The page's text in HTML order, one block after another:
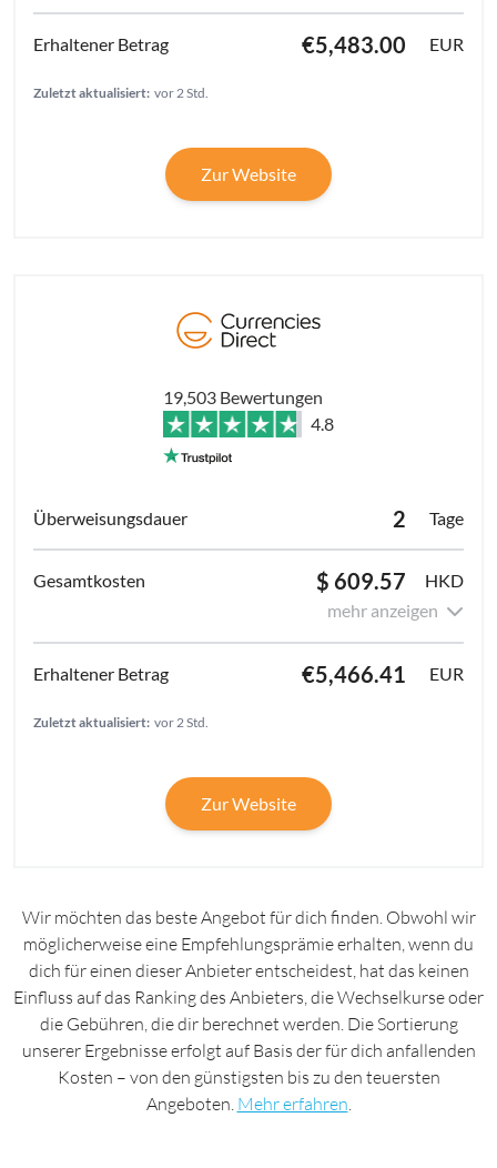
€5,483.00 EUR
Zuletzt aktualisiert: vor 2 Std.
Zur Website
19,503 Bewertungen
4.8
2 Tage
$ 609.57
HKD
mehr anzeigen
€5,466.41 EUR
Zuletzt aktualisiert: vor 2 Std.
Zur Website
Wir möchten das beste Angebot für dich finden. Obwohl wir
möglicherweise eine Empfehlungsprämie erhalten, wenn du
dich für einen dieser Anbieter entscheidest, hat das keinen
Einfluss auf das Ranking des Anbieters, die Wechselkurse oder
die Gebühren, die dir berechnet werden. Die Sortierung
unserer Ergebnisse erfolgt auf Basis der für dich anfallenden
Kosten – von den günstigsten bis zu den teuersten
Angeboten. Mehr erfahren.